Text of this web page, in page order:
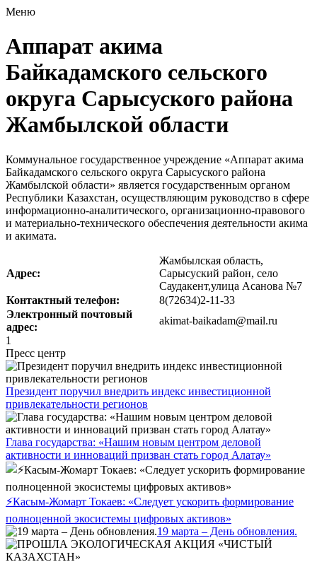
Меню
Аппарат акима
Байкадамского сельского
округа Сарысуского района
Жамбылской области
Коммунальное государственное учреждение «Аппарат акима
Байкадамского сельского округа Сарысуского района
Жамбылской области» является государственным органом
Республики Казахстан, осуществляющим руководство в сфере
информационно-аналитического, организационно-правового
и материально-технического обеспечения деятельности акима
и акимата.
Адрес:
Жамбылская область,
Сарысуский район, село
Саудакент,улица Асанова №7
Контактный телефон:
8(72634)2-11-33
Электронный почтовый
адрес:
akimat-baikadam@mail.ru
1
Пресс центр
Президент поручил внедрить индекс инвестиционной
привлекательности регионов
Глава государства: «Нашим новым центром деловой
активности и инноваций призван стать город Алатау»
⚡️️Касым-Жомарт Токаев: «Следует ускорить формирование
полноценной экосистемы цифровых активов»
19 марта – День обновления.